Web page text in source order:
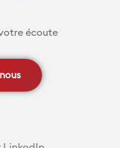
écoute